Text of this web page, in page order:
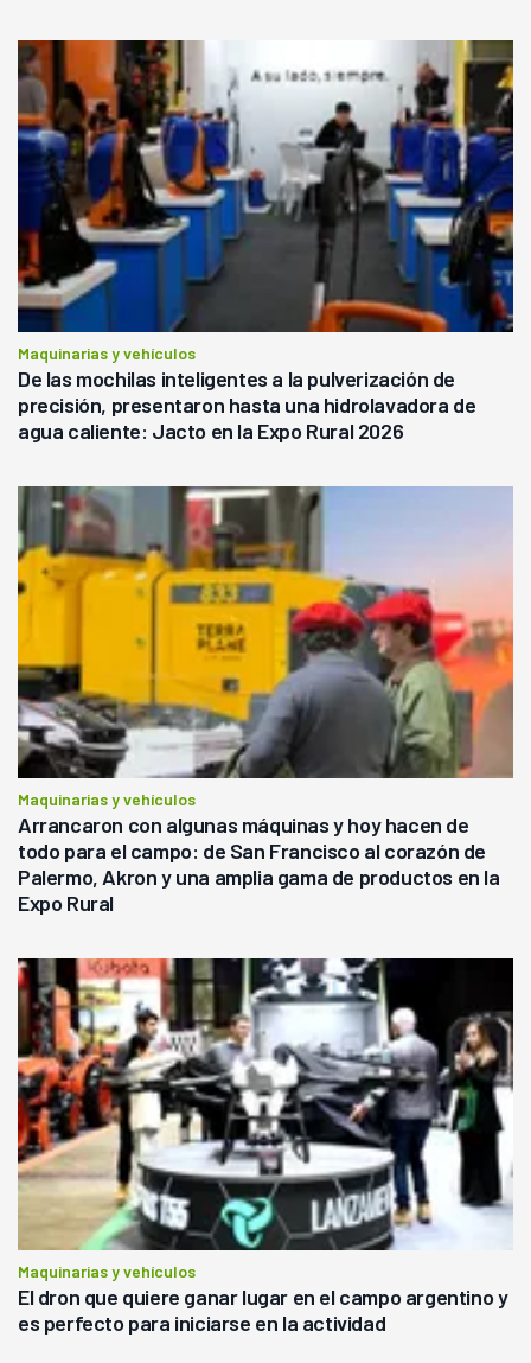
Maquinarias y vehículos
De las mochilas inteligentes a la pulverización de
precisión, presentaron hasta una hidrolavadora de
agua caliente: Jacto en la Expo Rural 2026
Maquinarias y vehículos
Arrancaron con algunas máquinas y hoy hacen de
todo para el campo: de San Francisco al corazón de
Palermo, Akron y una amplia gama de productos en la
Expo Rural
Maquinarias y vehículos
El dron que quiere ganar lugar en el campo argentino y
es perfecto para iniciarse en la actividad